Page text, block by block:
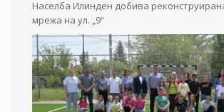
Населба Илинден добива
мрежа на ул. „9“